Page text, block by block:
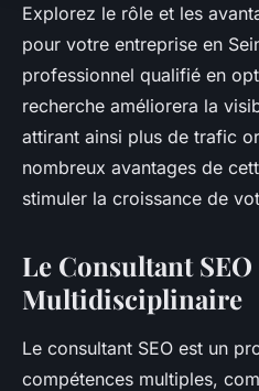
Explorez le rôle et les
pour votre entreprise en
professionnel qualifié en
recherche améliorera la
attirant ainsi plus de trafic
nombreux avantages de
stimuler la croissance de
Le Consultant
Multidisciplinaire
Le consultant SEO est un
compétences multiples,